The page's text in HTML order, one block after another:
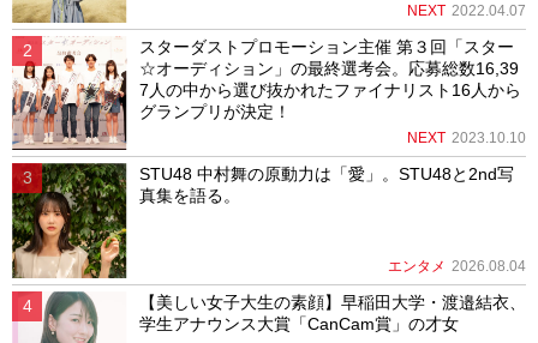
NEXT 2022.04.07
スターダストプロモーション主催 第３回「スター
☆オーディション」の最終選考会。応募総数16,39
7人の中から選び抜かれたファイナリスト16人から
グランプリが決定！
NEXT 2023.10.10
STU48 中村舞の原動力は「愛」。STU48と2nd写
真集を語る。
エンタメ 2026.08.04
【美しい女子大生の素顔】早稲田大学・渡邉結衣、
学生アナウンス大賞「CanCam賞」の才女